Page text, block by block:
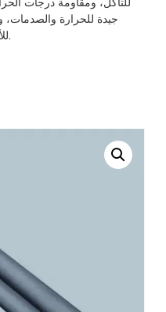
جيدة للحرارة والصدمات،
للأكسدة وغيرها من الخصائص المتفوقة.